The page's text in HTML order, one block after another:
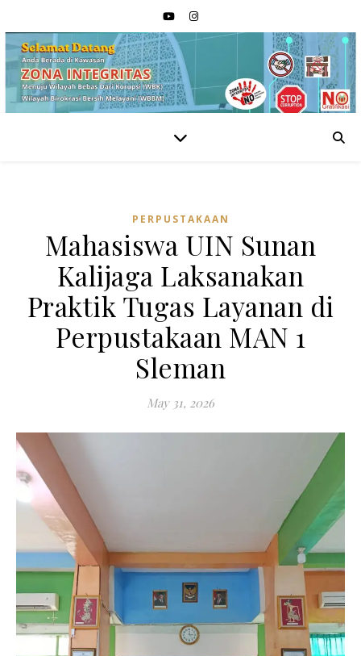
PERPUSTAKAAN
Mahasiswa UIN Sunan
Kalijaga Laksanakan
Praktik Tugas Layanan di
Perpustakaan MAN 1
Sleman
May 31, 2026